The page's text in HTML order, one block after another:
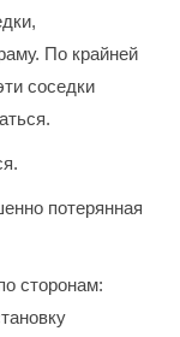
По крайней
соседки
потерянная
сторонам: